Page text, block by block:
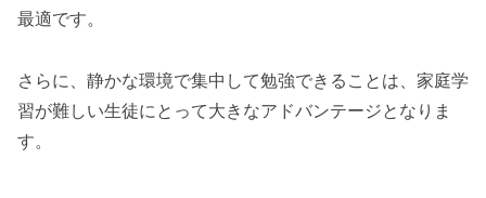
最適です。
さらに、静かな環境で集中して勉強できることは、家庭学
習が難しい生徒にとって大きなアドバンテージとなりま
す。